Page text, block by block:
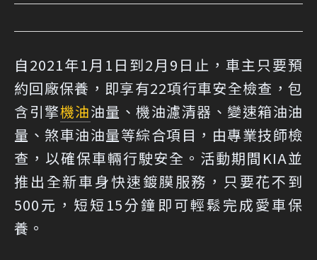
自2021年1月1日到2月9日止，車主只要預
約回廠保養，即享有22項行車安全檢查，包
含引擎機油油量、機油濾清器、變速箱油油
量、煞車油油量等綜合項目，由專業技師檢
查，以確保車輛行駛安全。活動期間KIA並
推出全新車身快速鍍膜服務，只要花不到
500元，短短15分鐘即可輕鬆完成愛車保
養。